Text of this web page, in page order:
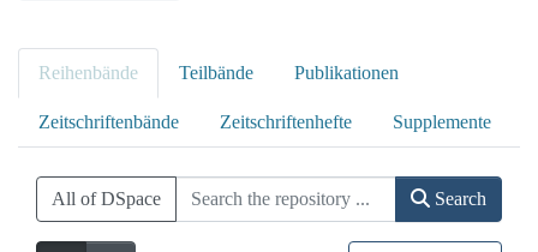
Reihenbände Teilbände Publikationen
Zeitschriftenbände Zeitschriftenhefte Supplemente
All of DSpace Search